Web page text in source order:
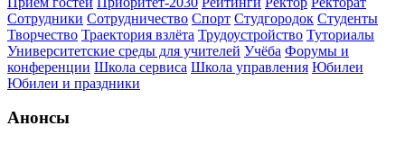
Сотрудники Сотрудничество Спорт Студгородок Студенты
Творчество Траектория взлёта Трудоустройство Туториалы
Университетские среды для учителей Учёба Форумы и
конференции Школа сервиса Школа управления Юбилеи
Юбилеи и праздники
Анонсы